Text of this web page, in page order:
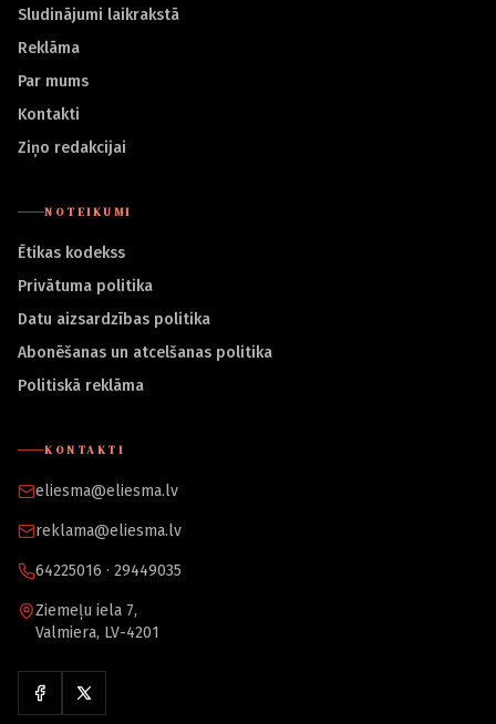
Sludinājumi laikrakstā
Reklāma
Par mums
Kontakti
Ziņo redakcijai
NOTEIKUMI
Ētikas kodekss
Privātuma politika
Datu aizsardzības politika
Abonēšanas un atcelšanas politika
Politiskā reklāma
KONTAKTI
eliesma@eliesma.lv
reklama@eliesma.lv
64225016 · 29449035
Ziemeļu iela 7,
Valmiera, LV-4201